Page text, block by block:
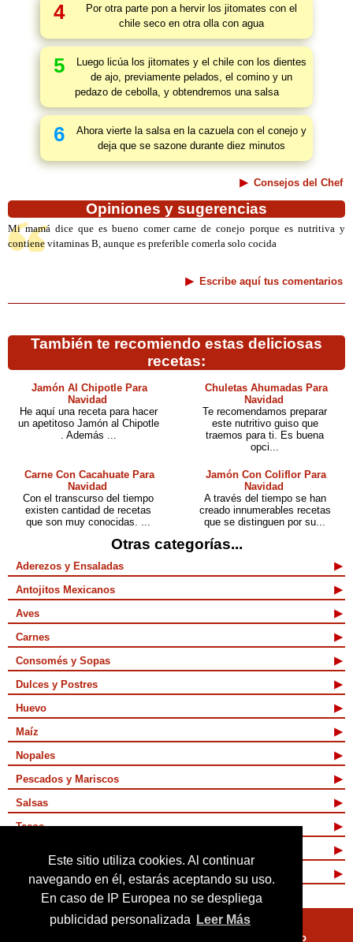
Este sitio utiliza cookies. Al continuar
navegando en él, estarás aceptando su uso.
En caso de IP Europea no se despliega
publicidad personalizada
Leer Más
4
Por otra parte pon a hervir los jitomates con el
chile seco en otra olla con agua
5
Luego licúa los jitomates y el chile con los dientes
de ajo, previamente pelados, el comino y un
pedazo de cebolla, y obtendremos una salsa
6
Ahora vierte la salsa en la cazuela con el conejo y
deja que se sazone durante diez minutos
Consejos del Chef
Opiniones y sugerencias
Mi mamá dice que es bueno comer carne de conejo porque es nutritiva y
contiene vitaminas B, aunque es preferible comerla solo cocida
Escribe aquí tus comentarios
También te recomiendo estas deliciosas
recetas:
Jamón Al Chipotle Para
Navidad
He aquí una receta para hacer
un apetitoso Jamón al Chipotle
. Además ...
Chuletas Ahumadas Para
Navidad
Te recomendamos preparar
este nutritivo guiso que
traemos para ti. Es buena
opci...
Carne Con Cacahuate Para
Navidad
Con el transcurso del tiempo
existen cantidad de recetas
que son muy conocidas. ...
Jamón Con Coliflor Para
Navidad
A través del tiempo se han
creado innumerables recetas
que se distinguen por su...
Otras categorías...
Aderezos y Ensaladas
Antojitos Mexicanos
Aves
Carnes
Consomés y Sopas
Dulces y Postres
Huevo
Maíz
Nopales
Pescados y Mariscos
Salsas
Tacos
Vegetarianas
Términos de Uso